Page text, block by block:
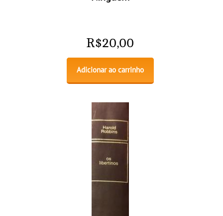
R$20,00
Adicionar ao carrinho